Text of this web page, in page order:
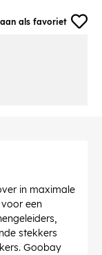
als favoriet
in maximale
een
stekkers
Goobay